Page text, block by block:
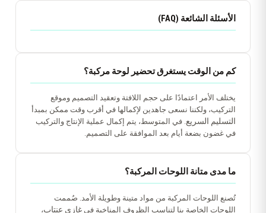
الأسئلة الشائعة (FAQ)
كم من الوقت يستغرق تحضير لوحة مركبة؟
يختلف الأمر اعتمادًا على حجم اللافتة وتعقيد التصميم وموقع
التركيب، ولكننا نسعى جاهدين لإكمالها في أقرب وقت ممكن بمبدأ
التسليم السريع. في المتوسط، يتم إكمال عملية الإنتاج والتركيب
في غضون بضعة أيام بعد الموافقة على التصميم.
ما مدى متانة اللوحات المركبة؟
تُصنع اللوحات المركبة من مواد متينة وطويلة الأمد. صُممت
اللوحات الخاصة بنا لتناسب الظروف المناخية في غازي عنتاب،